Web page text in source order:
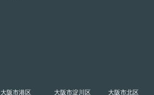
大阪市港区 大阪市淀川区 大阪市北区